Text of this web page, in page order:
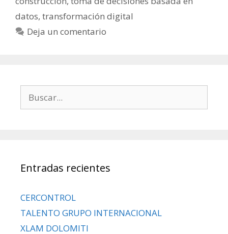
datos, transformación digital
Deja un comentario
Entradas recientes
CERCONTROL
TALENTO GRUPO INTERNACIONAL
XLAM DOLOMITI